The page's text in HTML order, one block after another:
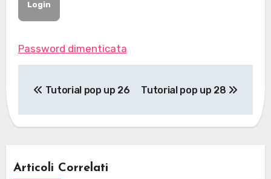
Password dimenticata
Tutorial pop up 26 Tutorial pop up 28
Articoli Correlati